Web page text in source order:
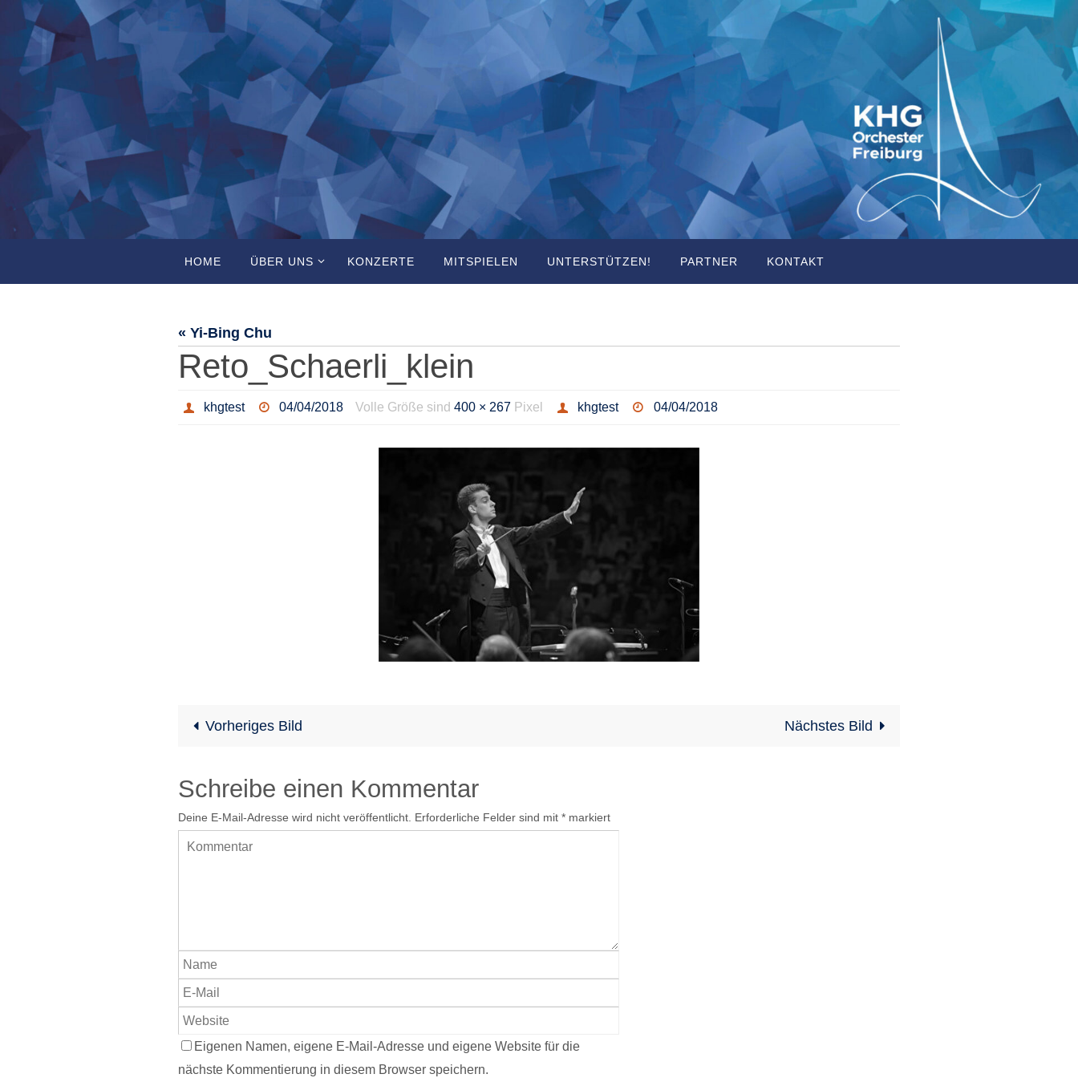
Zum
Inhalt
springen
springen
HOME ÜBER UNS KONZERTE MITSPIELEN UNTERSTÜTZEN! PARTNER KONTAKT
« Yi-Bing Chu
Reto_Schaerli_klein
khgtest 04/04/2018 Volle Größe sind400 × 267 Pixel khgtest 04/04/2018
Vorheriges Bild Nächstes Bild
Schreibe einen Kommentar
Deine E-Mail-Adresse wird nicht veröffentlicht. Erforderliche Felder sind mit * markiert
Eigenen Namen, eigene E-Mail-Adresse und eigene Website für die
nächste Kommentierung in diesem Browser speichern.